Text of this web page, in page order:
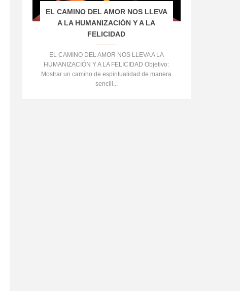
EL CAMINO DEL AMOR NOS LLEVA
A LA HUMANIZACIÓN Y A LA
FELICIDAD
EL CAMINO DEL AMOR NOS LLEVA A LA
HUMANIZACIÓN Y A LA FELICIDAD Objetivo:
Mostrar un camino de espiritualidad de manera
sencill...